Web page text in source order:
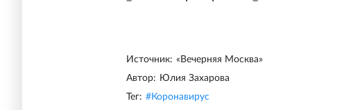
Источник: «Вечерняя Москва»
Автор: Юлия Захарова
Тег: #Коронавирус